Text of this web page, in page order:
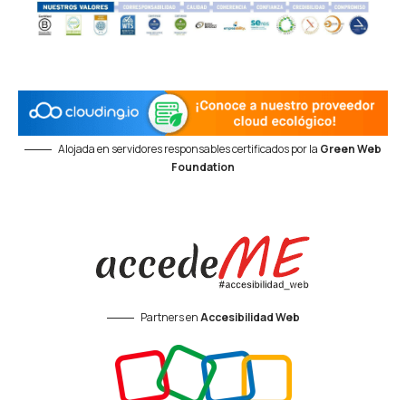
Alojada en servidores responsables certificados por la Green Web
Foundation
Partners enAccesibilidad Web